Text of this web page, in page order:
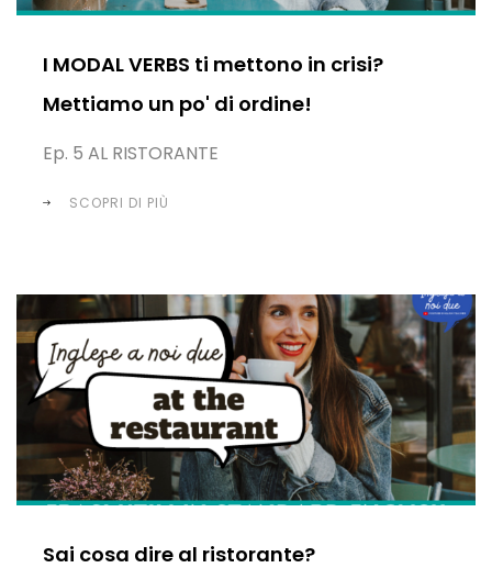
I MODAL VERBS ti mettono in crisi?
Mettiamo un po' di ordine!
Ep. 5 AL RISTORANTE
SCOPRI DI PIÙ
Sai cosa dire al ristorante?